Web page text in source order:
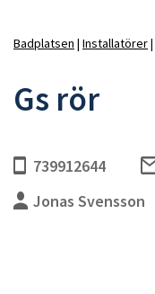
Badplatsen Installatörer
Gs rör
739912644
Jonas Svensson